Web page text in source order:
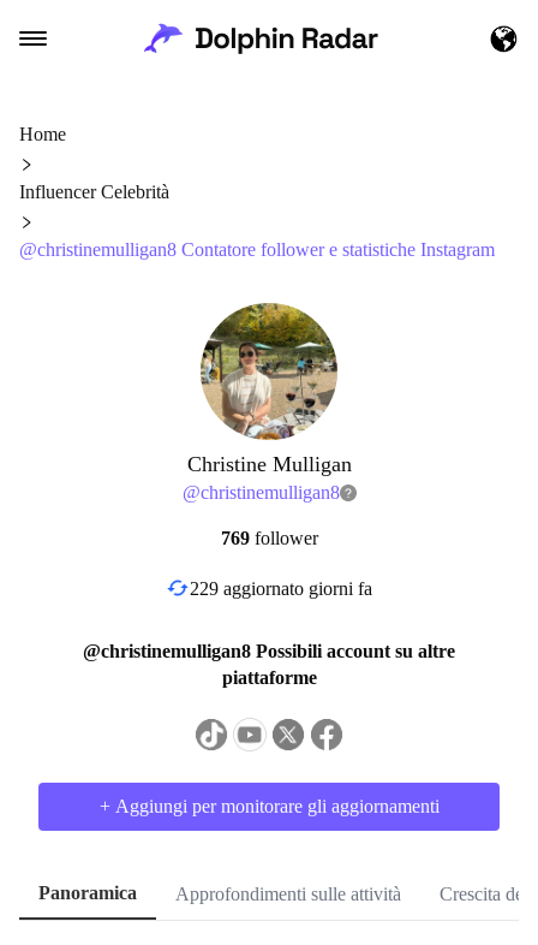
Home
Influencer Celebrità
@christinemulligan8 Contatore follower e statistiche Instagram
Christine Mulligan
@christinemulligan8
769 follower
229 aggiornato giorni fa
@christinemulligan8 Possibili account su altre
piattaforme
+ Aggiungi per monitorare gli aggiornamenti
Panoramica Approfondimenti sulle attività Crescita dei